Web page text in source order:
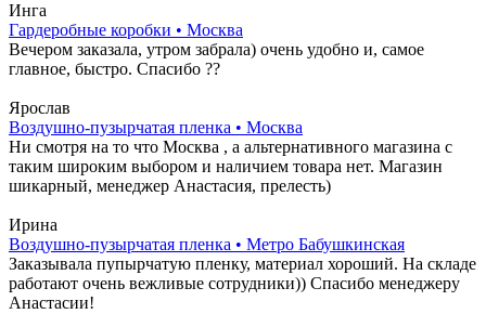
Инга
Гардеробные коробки • Москва
Вечером заказала, утром забрала) очень удобно и, самое
главное, быстро. Спасибо ??
Ярослав
Воздушно-пузырчатая пленка • Москва
Ни смотря на то что Москва , а альтернативного магазина с
таким широким выбором и наличием товара нет. Магазин
шикарный, менеджер Анастасия, прелесть)
Ирина
Воздушно-пузырчатая пленка • Метро Бабушкинская
Заказывала пупырчатую пленку, материал хороший. На складе
работают очень вежливые сотрудники)) Спасибо менеджеру
Анастасии!